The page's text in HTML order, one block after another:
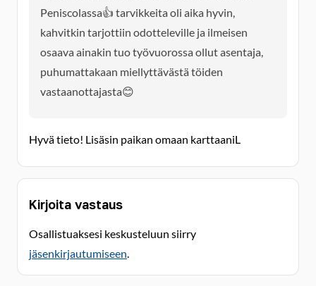
Peniscolassa👍 tarvikkeita oli aika hyvin,
kahvitkin tarjottiin odotteleville ja ilmeisen
osaava ainakin tuo työvuorossa ollut asentaja,
puhumattakaan miellyttävästä töiden
vastaanottajasta😊
Hyvä tieto! Lisäsin paikan omaan karttaaniL
Kirjoita vastaus
Osallistuaksesi keskusteluun siirry
jäsenkirjautumiseen.